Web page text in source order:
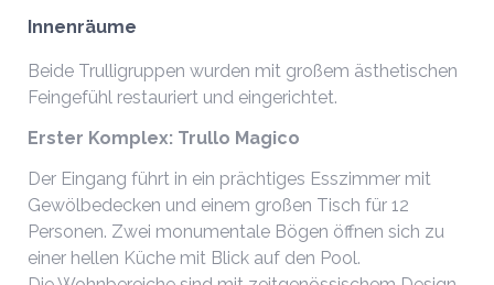
Innenräume
Beide Trulligruppen wurden mit großem ästhetischen
Feingefühl restauriert und eingerichtet.
Erster Komplex: Trullo Magico
Der Eingang führt in ein prächtiges Esszimmer mit
Gewölbedecken und einem großen Tisch für 12
Personen. Zwei monumentale Bögen öffnen sich zu
einer hellen Küche mit Blick auf den Pool.